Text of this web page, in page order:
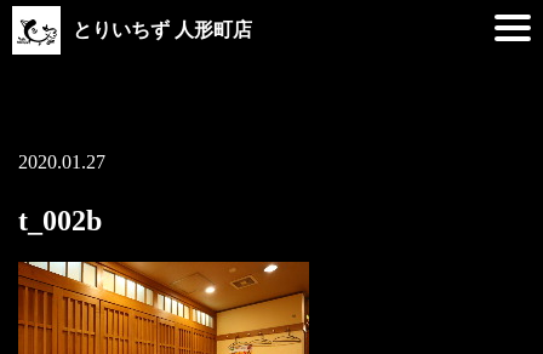
とりいちず 人形町店
2020.01.27
t_002b